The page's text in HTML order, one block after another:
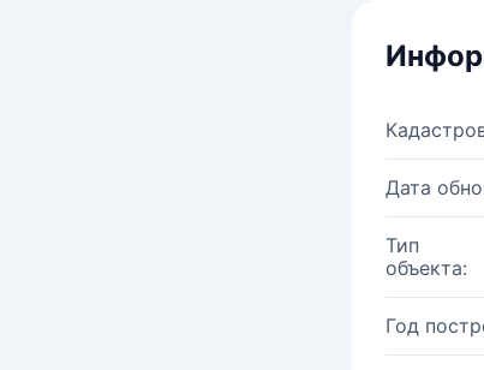
Дата
Тип
объекта:
Год